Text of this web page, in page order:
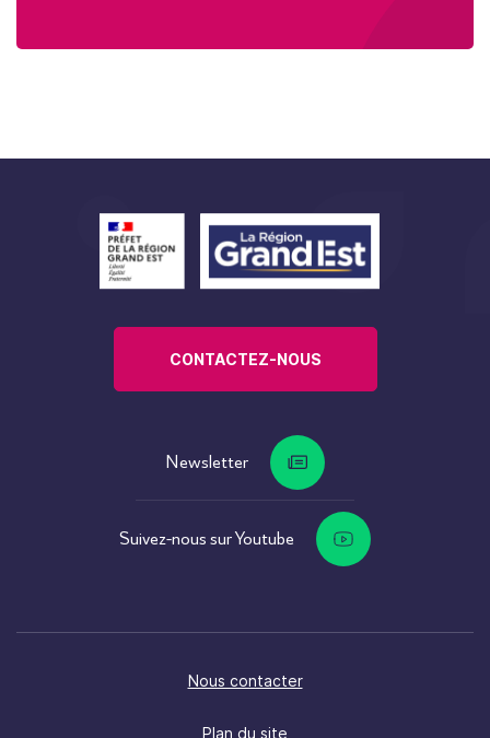
CONTACTEZ-NOUS
Newsletter
Suivez-nous sur Youtube
Nous contacter
Plan du site